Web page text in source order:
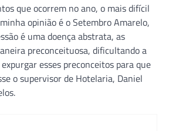
que ocorrem no ano, o mais difícil
opinião é o Setembro Amarelo,
é uma doença abstrata, as
preconceituosa, dificultando a
esses preconceitos para que
o supervisor de Hotelaria, Daniel